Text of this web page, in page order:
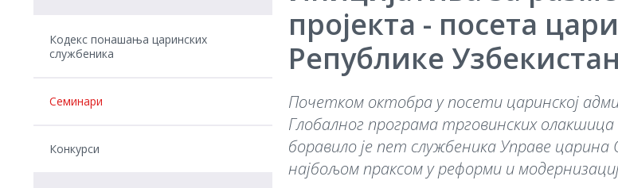
Кодекс понашања царинских
службеника
Семинари
Конкурси
пројекта - посета
Републике Узбекистан
Почетком октобра у посети царинској
Глобалног програма трговинских
боравило је пет службеника Управе царина
најбољом праксом у реформи и